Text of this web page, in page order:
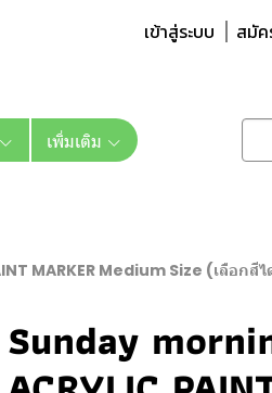
เข้าสู่ระบบ สมั
เพิ่มเติม
MARKER Medium Size (เลือกสี
Sunday